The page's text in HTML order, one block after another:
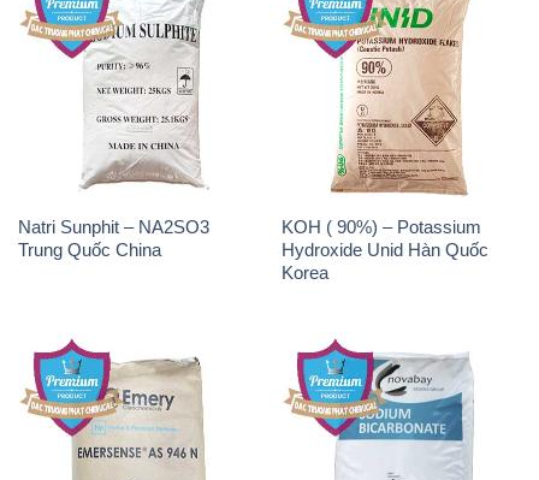
Natri Sunphit – NA2SO3
Trung Quốc China
KOH ( 90%) – Potassium
Hydroxide Unid Hàn Quốc
Korea